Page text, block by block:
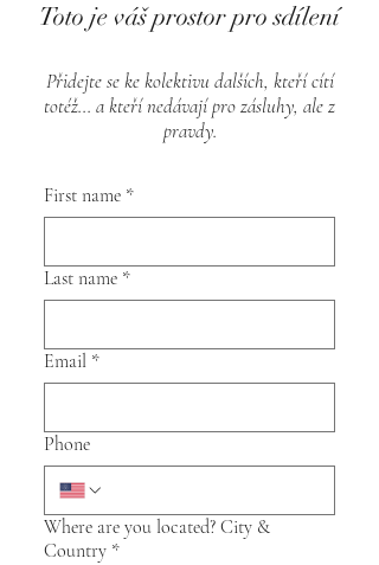
Toto je váš prostor pro sdílení
Přidejte se ke kolektivu dalších, kteří cítí
totéž... a kteří nedávají pro zásluhy, ale z
pravdy.
First name *
Last name *
Email *
Phone
Where are you located? City &
Country *